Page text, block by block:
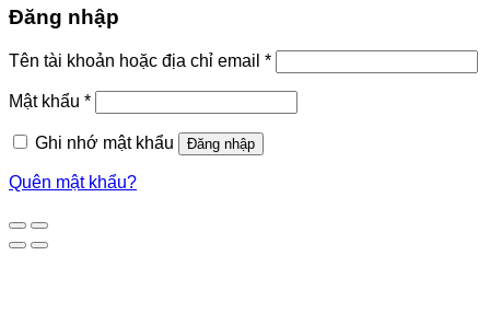
Đăng nhập
Tên tài khoản hoặc địa chỉ email *
Mật khẩu *
Ghi nhớ mật khẩu Đăng nhập
Quên mật khẩu?